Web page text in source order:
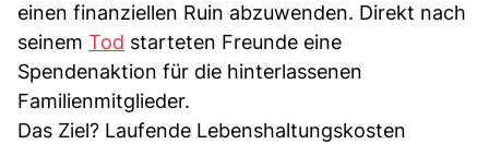
einen finanziellen Ruin abzuwenden. Direkt nach
seinem Tod starteten Freunde eine
Spendenaktion für die hinterlassenen
Familienmitglieder.
Das Ziel? Laufende Lebenshaltungskosten